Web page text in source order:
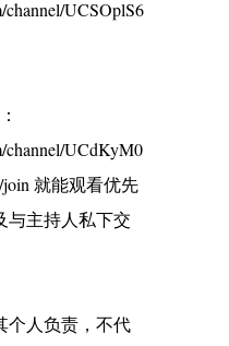
UCSOplS6
channel/UCdKyM0
就能观看优先
与主持人私下交
个人负责，不代